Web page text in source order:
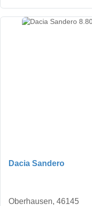
Dacia Sandero
Oberhausen, 46145